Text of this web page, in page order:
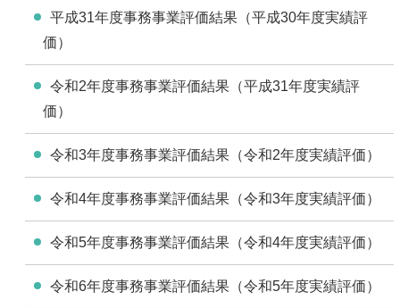
平成31年度事務事業評価結果（平成30年度実績評
価）
令和2年度事務事業評価結果（平成31年度実績評
価）
令和3年度事務事業評価結果（令和2年度実績評価）
令和4年度事務事業評価結果（令和3年度実績評価）
令和5年度事務事業評価結果（令和4年度実績評価）
令和6年度事務事業評価結果（令和5年度実績評価）